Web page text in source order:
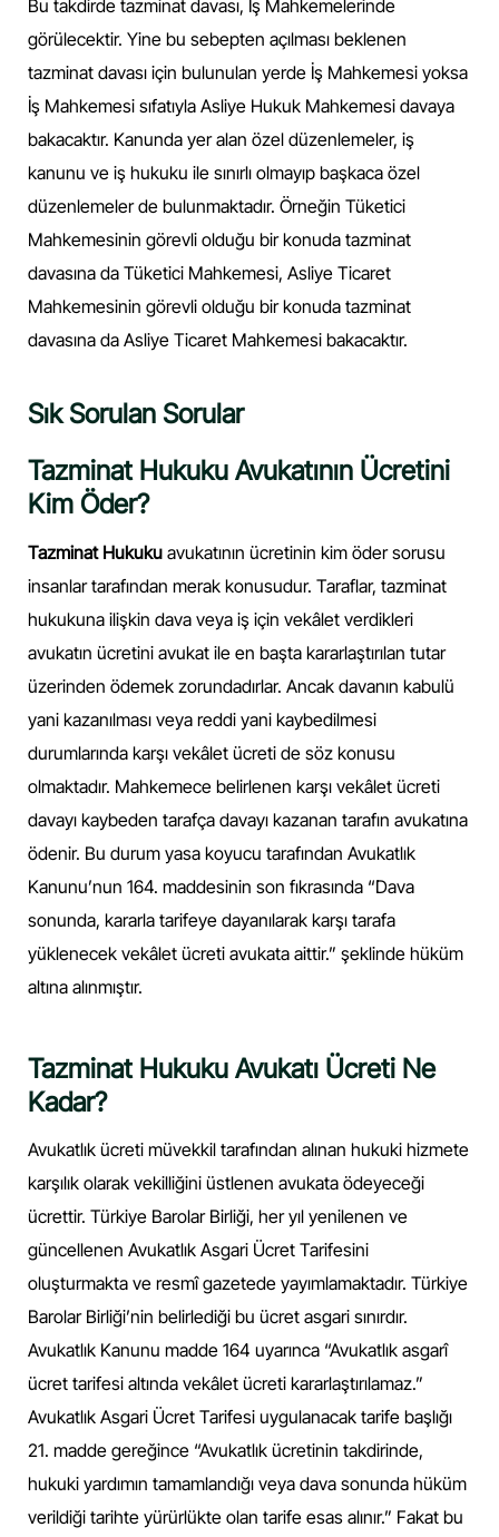
Bu takdirde tazminat davası, İş Mahkemelerinde
görülecektir. Yine bu sebepten açılması beklenen
tazminat davası için bulunulan yerde İş Mahkemesi yoksa
İş Mahkemesi sıfatıyla Asliye Hukuk Mahkemesi davaya
bakacaktır. Kanunda yer alan özel düzenlemeler, iş
kanunu ve iş hukuku ile sınırlı olmayıp başkaca özel
düzenlemeler de bulunmaktadır. Örneğin Tüketici
Mahkemesinin görevli olduğu bir konuda tazminat
davasına da Tüketici Mahkemesi, Asliye Ticaret
Mahkemesinin görevli olduğu bir konuda tazminat
davasına da Asliye Ticaret Mahkemesi bakacaktır.
Sık Sorulan Sorular
Tazminat Hukuku Avukatının Ücretini
Kim Öder?
Tazminat Hukuku avukatının ücretinin kim öder sorusu
insanlar tarafından merak konusudur. Taraflar, tazminat
hukukuna ilişkin dava veya iş için vekâlet verdikleri
avukatın ücretini avukat ile en başta kararlaştırılan tutar
üzerinden ödemek zorundadırlar. Ancak davanın kabulü
yani kazanılması veya reddi yani kaybedilmesi
durumlarında karşı vekâlet ücreti de söz konusu
olmaktadır. Mahkemece belirlenen karşı vekâlet ücreti
davayı kaybeden tarafça davayı kazanan tarafın avukatına
ödenir. Bu durum yasa koyucu tarafından Avukatlık
Kanunu’nun 164. maddesinin son fıkrasında “Dava
sonunda, kararla tarifeye dayanılarak karşı tarafa
yüklenecek vekâlet ücreti avukata aittir.” şeklinde hüküm
altına alınmıştır.
Tazminat Hukuku Avukatı Ücreti Ne
Kadar?
Avukatlık ücreti müvekkil tarafından alınan hukuki hizmete
karşılık olarak vekilliğini üstlenen avukata ödeyeceği
ücrettir. Türkiye Barolar Birliği, her yıl yenilenen ve
güncellenen Avukatlık Asgari Ücret Tarifesini
oluşturmakta ve resmî gazetede yayımlamaktadır. Türkiye
Barolar Birliği’nin belirlediği bu ücret asgari sınırdır.
Avukatlık Kanunu madde 164 uyarınca “Avukatlık asgarî
ücret tarifesi altında vekâlet ücreti kararlaştırılamaz.”
Avukatlık Asgari Ücret Tarifesi uygulanacak tarife başlığı
21. madde gereğince “Avukatlık ücretinin takdirinde,
hukuki yardımın tamamlandığı veya dava sonunda hüküm
verildiği tarihte yürürlükte olan tarife esas alınır.” Fakat bu